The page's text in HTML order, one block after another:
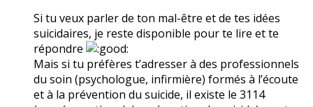
Si tu veux parler de ton mal-être et de tes idées
suicidaires, je reste disponible pour te lire et te
répondre
Mais si tu préfères t’adresser à des professionnels
du soin (psychologue, infirmière) formés à l’écoute
et à la prévention du suicide, il existe le 3114